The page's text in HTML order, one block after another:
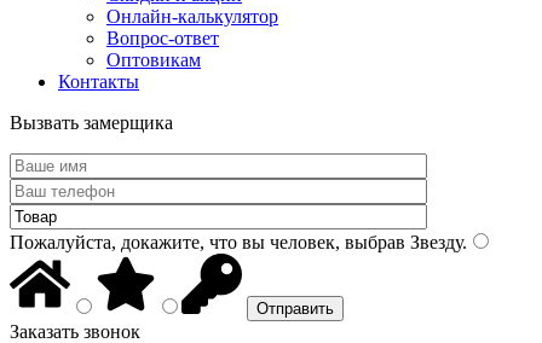
Онлайн-калькулятор
Вопрос-ответ
Оптовикам
Контакты
Вызвать замерщика
Пожалуйста, докажите, что вы человек, выбрав Звезду.
Заказать звонок